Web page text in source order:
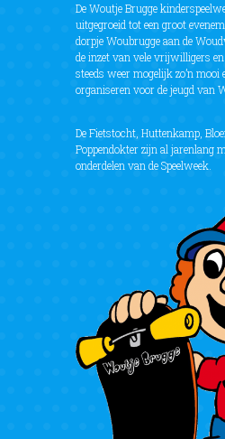
De Woutje Brugge
uitgegroeid tot een groot
dorpje Woubrugge aan de
de inzet van vele vrijwilligers
steeds weer mogelijk zo’n mooi
organiseren voor de jeugd van
De Fietstocht, Huttenkamp,
Poppendokter zijn al jarenlang
onderdelen van de Speelweek.